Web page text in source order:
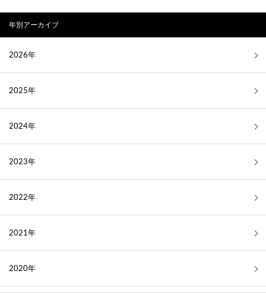
年別アーカイブ
2026年
2025年
2024年
2023年
2022年
2021年
2020年